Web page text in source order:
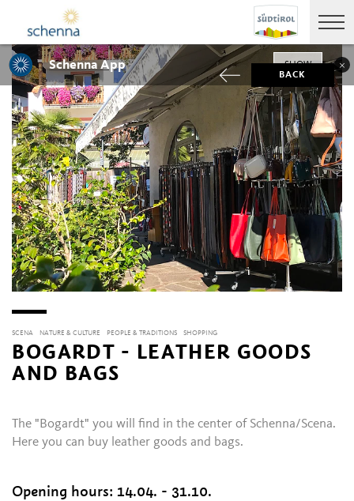
BACK
SCENA NATURE & CULTURE PEOPLE & TRADITIONS SHOPPING
BOGARDT - LEATHER GOODS
AND BAGS
The "Bogardt" you will find in the center of Schenna/Scena.
Here you can buy leather goods and bags.
Opening hours: 14.04. - 31.10.
Schenna App SHOW